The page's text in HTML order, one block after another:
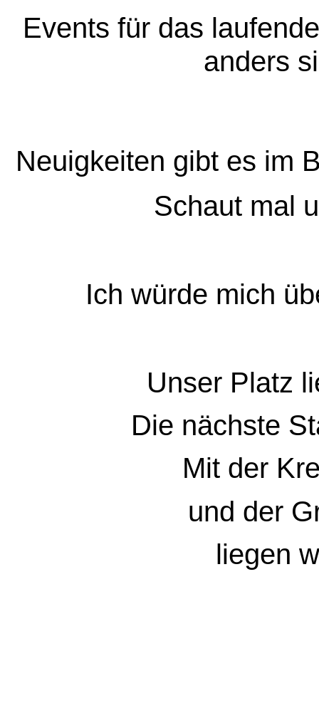
Events für das
anders
Neuigkeiten gibt es im
Schaut mal
Ich würde mich
Unser Platz
Die nächste
Mit der
und der
liegen